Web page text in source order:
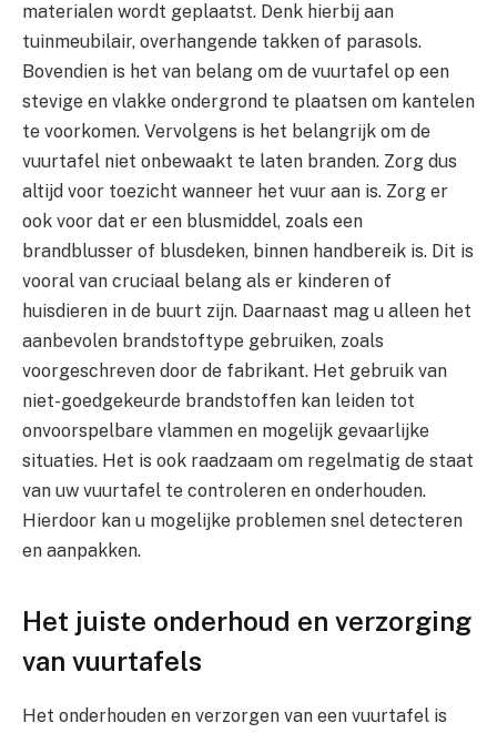
materialen wordt geplaatst. Denk hierbij aan
tuinmeubilair, overhangende takken of parasols.
Bovendien is het van belang om de vuurtafel op een
stevige en vlakke ondergrond te plaatsen om kantelen
te voorkomen. Vervolgens is het belangrijk om de
vuurtafel niet onbewaakt te laten branden. Zorg dus
altijd voor toezicht wanneer het vuur aan is. Zorg er
ook voor dat er een blusmiddel, zoals een
brandblusser of blusdeken, binnen handbereik is. Dit is
vooral van cruciaal belang als er kinderen of
huisdieren in de buurt zijn. Daarnaast mag u alleen het
aanbevolen brandstoftype gebruiken, zoals
voorgeschreven door de fabrikant. Het gebruik van
niet-goedgekeurde brandstoffen kan leiden tot
onvoorspelbare vlammen en mogelijk gevaarlijke
situaties. Het is ook raadzaam om regelmatig de staat
van uw vuurtafel te controleren en onderhouden.
Hierdoor kan u mogelijke problemen snel detecteren
en aanpakken.
Het juiste onderhoud en verzorging
van vuurtafels
Het onderhouden en verzorgen van een vuurtafel is